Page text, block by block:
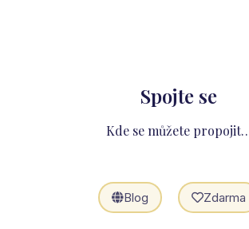
Spojte se
Kde se můžete
Blog Zdarma